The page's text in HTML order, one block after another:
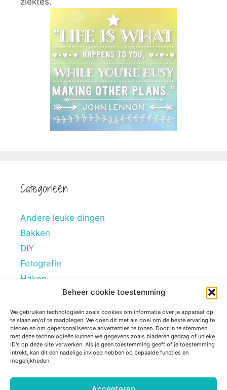
Beheer cookie toestemming
We gebruiken technologieën zoals cookies om informatie over je apparaat op
te slaan en/of te raadplegen. We doen dit met als doel om de beste ervaring te
bieden en om gepersonaliseerde advertenties te tonen. Door in te stemmen
met deze technologieën kunnen we gegevens zoals bladeren gedrag of unieke
ID's op deze site verwerken. Als je geen toestemming geeft of je toestemming
intrekt, kan dit een nadelige invloed hebben op bepaalde functies en
mogelijkheden.
Categorieën
Andere leuke dingen
Bakken
DIY
Fotografie
Haken
Lifestyle
Mindstyle
Overig
Persoonlijke blogs